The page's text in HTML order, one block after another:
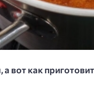
как